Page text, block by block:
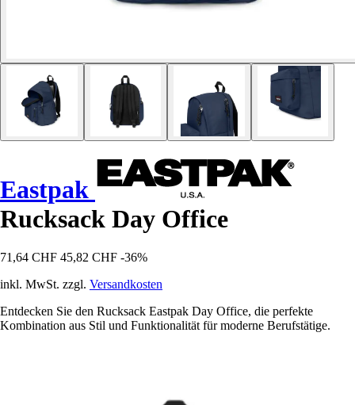
Eastpak
Rucksack Day Office
71,64 CHF 45,82 CHF -36%
inkl. MwSt. zzgl. Versandkosten
Entdecken Sie den Rucksack Eastpak Day Office, die perfekte
Kombination aus Stil und Funktionalität für moderne Berufstätige.